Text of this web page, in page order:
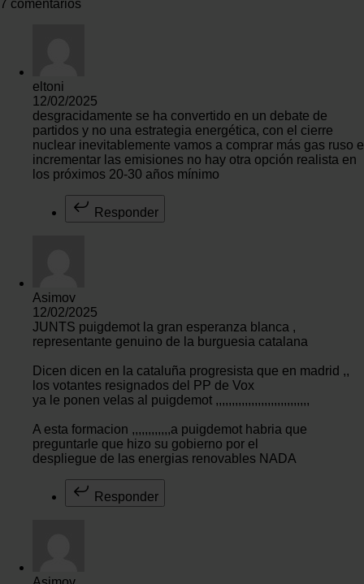
7 comentarios
eltoni
12/02/2025
desgracidamente se ha convertido en un debate de
partidos y no una estrategia energética, con el cierre
nuclear inevitablemente vamos a comprar más gas ruso e
incrementar las emisiones no hay otra opción realista en
los próximos 20-30 años mínimo
Responder
Asimov
12/02/2025
JUNTS puigdemot la gran esperanza blanca ,
representante genuino de la burguesia catalana
Dicen dicen en la cataluña progresista que en madrid ,,
los votantes resignados del PP de Vox
ya le ponen velas al puigdemot ,,,,,,,,,,,,,,,,,,,,,,,,,,,,,
A esta formacion ,,,,,,,,,,,,a puigdemot habria que
preguntarle que hizo su gobierno por el
despliegue de las energias renovables NADA
Responder